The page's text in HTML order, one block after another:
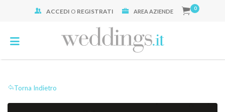
ACCEDI O REGISTRATI AREA AZIENDE 0
Torna Indietro